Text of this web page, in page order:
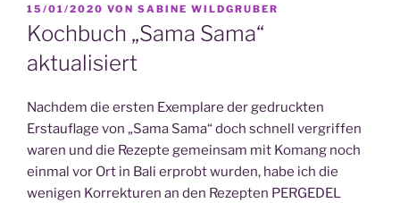
VERÖFFENTLICHT
AM
15/01/2020 VON SABINE WILDGRUBER
Kochbuch „Sama Sama“
aktualisiert
Nachdem die ersten Exemplare der gedruckten
Erstauflage von „Sama Sama“ doch schnell vergriffen
waren und die Rezepte gemeinsam mit Komang noch
einmal vor Ort in Bali erprobt wurden, habe ich die
wenigen Korrekturen an den Rezepten PERGEDEL